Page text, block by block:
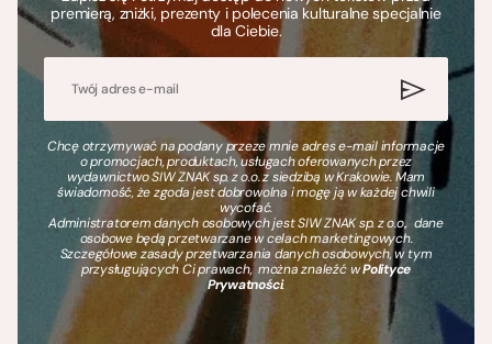
premierą, zniżki, prezenty i polecenia kulturalne specjalnie
dla Ciebie.
Chcę otrzymywać na podany przeze mnie adres e-mail informacje
o promocjach, produktach, usługach oferowanych przez
wydawnictwo SIW ZNAK sp. z o.o. z siedzibą w Krakowie. Mam
świadomość, że zgoda jest dobrowolna i mogę ją w każdej chwili
wycofać.
Administratorem danych osobowych jest SIW ZNAK sp. z o.o., dane
osobowe będą przetwarzane w celach marketingowych.
Szczegółowe zasady przetwarzania danych osobowych, w tym
przysługujących Ci prawach, można znaleźć wPolityce
Prywatności.